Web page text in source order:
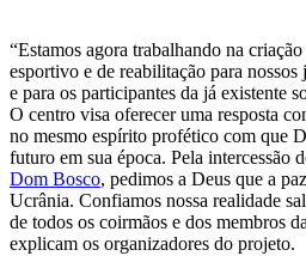
“Estamos agora trabalhando na
esportivo e de reabilitação para
e para os participantes da já existente
O centro visa oferecer uma resposta
no mesmo espírito profético com que
futuro em sua época. Pela intercessão
Dom Bosco, pedimos a Deus que a
Ucrânia. Confiamos nossa realidade
de todos os coirmãos e dos membros
explicam os organizadores do projeto.